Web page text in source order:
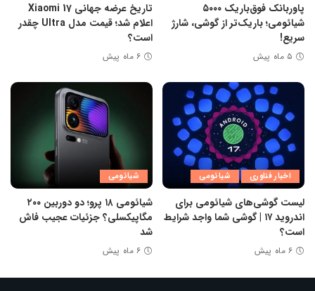
پاوربانک فوق‌باریک ۵۰۰۰
شیائومی؛ باریک‌تر از گوشی، شارژ
سریع!
۵ ماه پیش
تاریخ عرضه جهانی Xiaomi 17
اعلام شد؛ قیمت مدل Ultra چقدر
است؟
۶ ماه پیش
اخبار فناوری شیائومی
لیست گوشی‌های شیائومی برای
اندروید ۱۷ | گوشی شما واجد شرایط
است؟
۶ ماه پیش
شیائومی
شیائومی ۱۸ پرو؛ دو دوربین ۲۰۰
مگاپیکسلی؟ جزئیات عجیب فاش
شد
۶ ماه پیش